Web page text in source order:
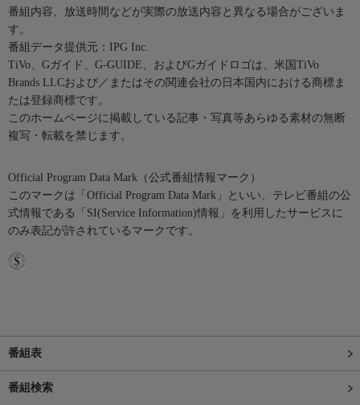
番組内容、放送時間などが実際の放送内容と異なる場合がございま
す。
番組データ提供元：IPG Inc.
TiVo、Gガイド、G-GUIDE、およびGガイドロゴは、米国TiVo
Brands LLCおよび／またはその関連会社の日本国内における商標ま
たは登録商標です。
このホームページに掲載している記事・写真等あらゆる素材の無断
複写・転載を禁じます。
Official Program Data Mark（公式番組情報マーク）
このマークは「Official Program Data Mark」といい、テレビ番組の公
式情報である「SI(Service Information)情報」を利用したサービスに
のみ表記が許されているマークです。
番組表
番組検索